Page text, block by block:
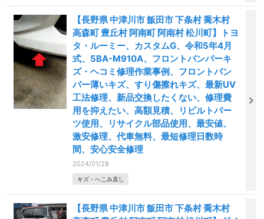
【長野県 中津川市 飯田市 下条村 喬木村
高森町 豊丘村 阿南町 阿南村 松川町】トヨ
タ・ルーミー、カスタムG、令和5年4月
式、5BA-M910A、フロントバンパーキ
ズ・ヘコミ修理作業事例、フロントバン
パー薄いキズ、すり傷擦れキズ、最新UV
工法修理、新品交換したくない、修理費
用を抑えたい、高額見積、リビルトパー
ツ使用、リサイクル部品使用、最安値、
激安修理、代車無料、最短修理日数時
間、安心安全修理
2024/01/28
キズ・へこみ直し
【長野県 中津川市 飯田市 下条村 喬木村